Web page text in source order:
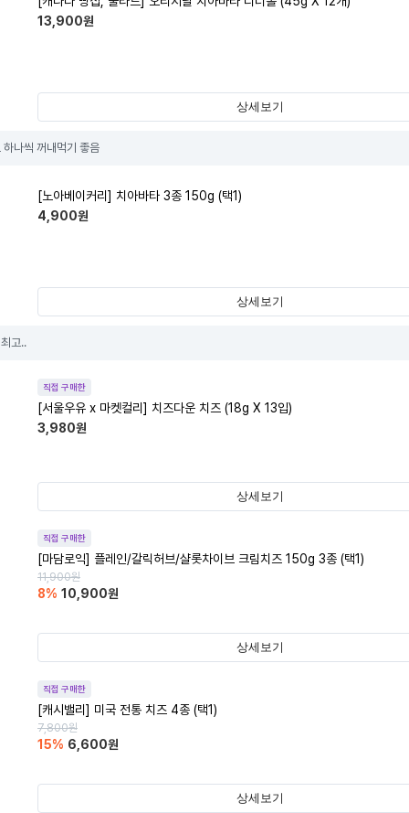
13,900원
상세보기
하나씩 꺼내먹기 좋음
[노아베이커리] 치아바타 3종 150g (택1)
4,900원
상세보기
고..
직접 구매한
[서울우유 x 마켓컬리] 치즈다운 치즈 (18g X 13입)
3,980원
상세보기
직접 구매한
[마담로익] 플레인/갈릭허브/샬롯차이브 크림치즈 150g 3종 (택1)
11,900원
8% 10,900원
상세보기
직접 구매한
[캐시밸리] 미국 전통 치즈 4종 (택1)
7,800원
15% 6,600원
상세보기